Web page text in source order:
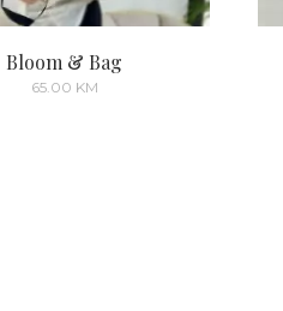
Bloom & Bag
65.00 KM